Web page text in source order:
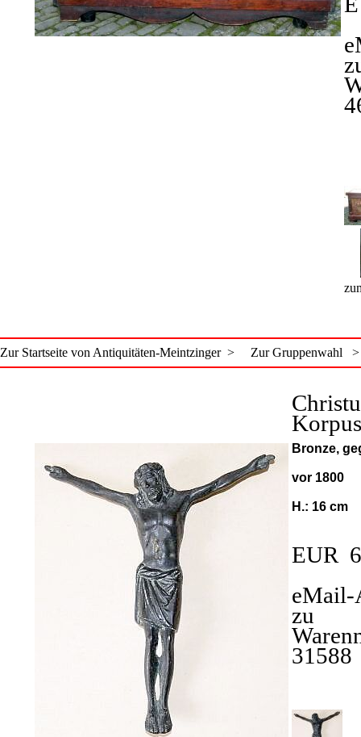
Zur Startseite von Antiquitäten-Meintzinger > Zur Gruppenwahl >
Korpus
Bronze,
vor 1800
H.: 16 cm
EUR
eMail-
zu
31588